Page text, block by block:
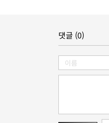
댓글 (0)